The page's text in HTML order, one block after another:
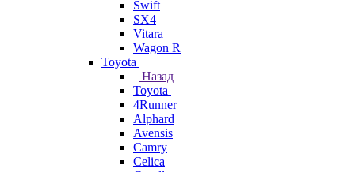
Swift
SX4
Vitara
Wagon R
Toyota
Назад
Toyota
4Runner
Alphard
Avensis
Camry
Celica